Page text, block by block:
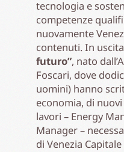
tecnologia e
competenze
nuovamente
contenuti. In
futuro”, nato
Foscari, dove
uomini) hanno
economia, di
lavori – Energy
Manager –
di Venezia